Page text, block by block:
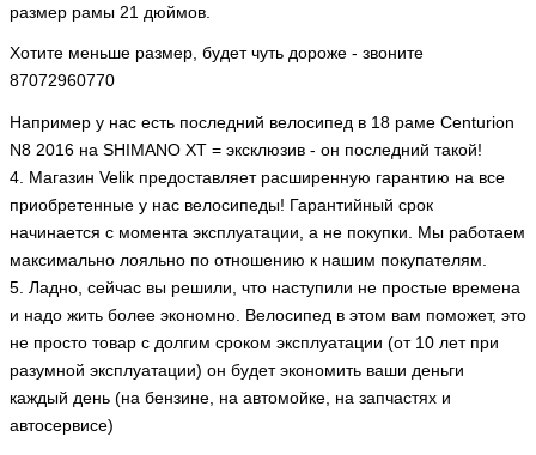
размер рамы 21 дюймов.
Хотите меньше размер, будет чуть дороже - звоните
87072960770
Например у нас есть последний велосипед в 18 раме Centurion
N8 2016 на SHIMANO XT = эксклюзив - он последний такой!
4. Магазин Velik предоставляет расширенную гарантию на все
приобретенные у нас велосипеды! Гарантийный срок
начинается с момента эксплуатации, а не покупки. Мы работаем
максимально лояльно по отношению к нашим покупателям.
5. Ладно, сейчас вы решили, что наступили не простые времена
и надо жить более экономно. Велосипед в этом вам поможет, это
не просто товар с долгим сроком эксплуатации (от 10 лет при
разумной эксплуатации) он будет экономить ваши деньги
каждый день (на бензине, на автомойке, на запчастях и
автосервисе)